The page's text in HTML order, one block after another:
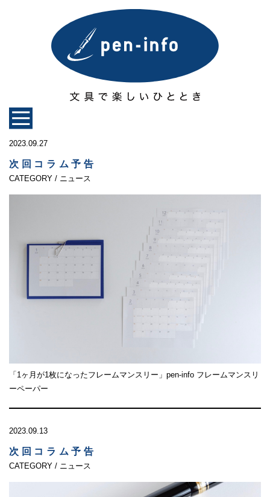
2023.09.27
次回コラム予告
CATEGORY / ニュース
「1ヶ月が1枚になったフレームマンスリー」pen-info フレームマンスリ
ーペーパー
2023.09.13
次回コラム予告
CATEGORY / ニュース